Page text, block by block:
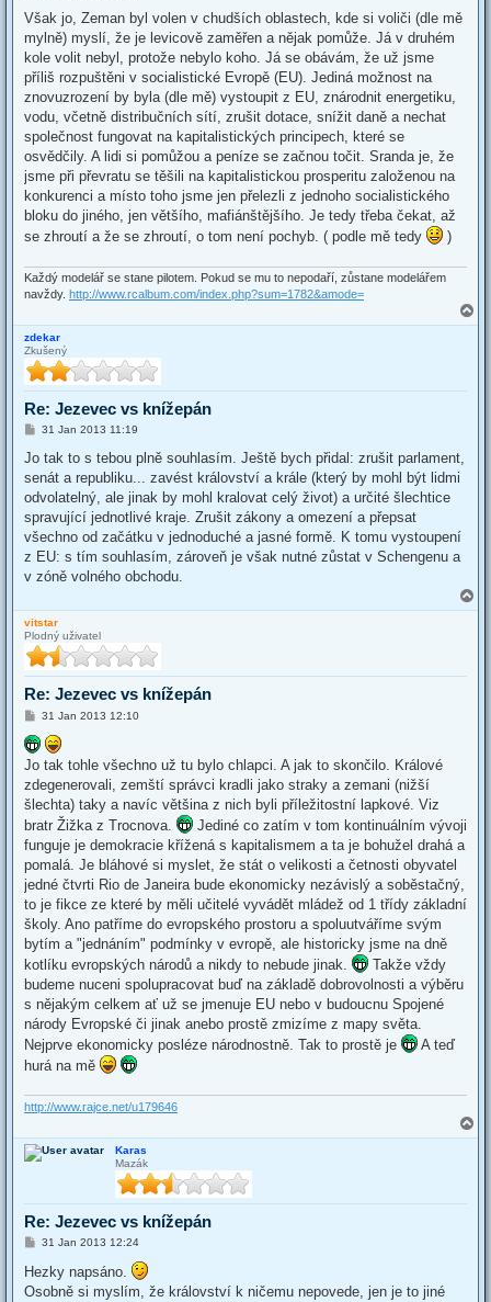
s
Však jo, Zeman byl volen v chudších oblastech, kde si voliči (dle mě
mylně) myslí, že je levicově zaměřen a nějak pomůže. Já v druhém
kole volit nebyl, protože nebylo koho. Já se obávám, že už jsme
příliš rozpuštěni v socialistické Evropě (EU). Jediná možnost na
znovuzrození by byla (dle mě) vystoupit z EU, znárodnit energetiku,
vodu, včetně distribučních sítí, zrušit dotace, snížit daně a nechat
společnost fungovat na kapitalistických principech, které se
osvědčily. A lidi si pomůžou a peníze se začnou točit. Sranda je, že
jsme při převratu se těšili na kapitalistickou prosperitu založenou na
konkurenci a místo toho jsme jen přelezli z jednoho socialistického
bloku do jiného, jen většího, mafiánštějšího. Je tedy třeba čekat, až
se zhroutí a že se zhroutí, o tom není pochyb. ( podle mě tedy
)
Každý modelář se stane pilotem. Pokud se mu to nepodaří, zůstane modelářem
navždy. http://www.rcalbum.com/index.php?sum=1782&amode=
o
zdekar
Zkušený
Re: Jezevec vs knížepán
P
s
31 Jan 2013 11:19
Jo tak to s tebou plně souhlasím. Ještě bych přidal: zrušit parlament,
senát a republiku... zavést království a krále (který by mohl být lidmi
odvolatelný, ale jinak by mohl kralovat celý život) a určité šlechtice
spravující jednotlivé kraje. Zrušit zákony a omezení a přepsat
všechno od začátku v jednoduché a jasné formě. K tomu vystoupení
z EU: s tím souhlasím, zároveň je však nutné zůstat v Schengenu a
v zóně volného obchodu.
o
vitstar
Plodný uživatel
Re: Jezevec vs knížepán
P
s
t
31 Jan 2013 12:10
Jo tak tohle všechno už tu bylo chlapci. A jak to skončilo. Králové
zdegenerovali, zemští správci kradli jako straky a zemani (nižší
šlechta) taky a navíc většina z nich byli příležitostní lapkové. Viz
bratr Žižka z Trocnova.
Jediné co zatím v tom kontinuálním vývoji
funguje je demokracie křížená s kapitalismem a ta je bohužel drahá a
pomalá. Je bláhové si myslet, že stát o velikosti a četnosti obyvatel
jedné čtvrti Rio de Janeira bude ekonomicky nezávislý a soběstačný,
to je fikce ze které by měli učitelé vyvádět mládež od 1 třídy základní
školy. Ano patříme do evropského prostoru a spoluutváříme svým
bytím a "jednáním" podmínky v evropě, ale historicky jsme na dně
kotlíku evropských národů a nikdy to nebude jinak.
Takže vždy
budeme nuceni spolupracovat buď na základě dobrovolnosti a výběru
s nějakým celkem ať už se jmenuje EU nebo v budoucnu Spojené
národy Evropské či jinak anebo prostě zmizíme z mapy světa.
Nejprve ekonomicky posléze národnostně. Tak to prostě je
A teď
hurá na mě
http://www.rajce.net/u179646
o
Karas
Mazák
Re: Jezevec vs knížepán
P
s
t
31 Jan 2013 12:24
Hezky napsáno.
Osobně si myslím, že království k ničemu nepovede, jen je to jiné